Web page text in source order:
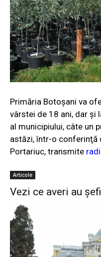
Primăria Botoşani va
vârstei de 18 ani, dar şi
al municipiului, câte un
astăzi, într-o conferinţă
Portariuc, transmite
Articole
Vezi ce averi au